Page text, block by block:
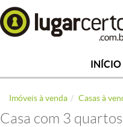
INÍCIO
Imóveis à venda Casas à
Casa com 3